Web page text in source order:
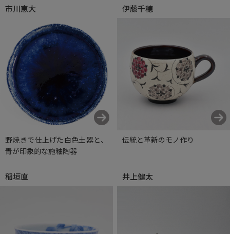
市川恵大
野焼きで仕上げた白色土器と、
青が印象的な施釉陶器
伊藤千穂
伝統と革新のモノ作り
稲垣直 井上健太